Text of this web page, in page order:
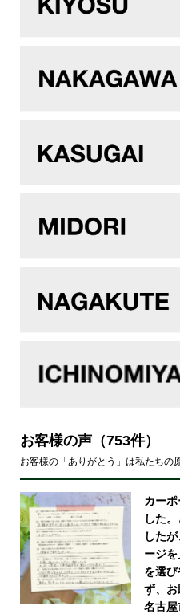
お客様の声（753件）
お客様の「ありがとう」は私たちの
カー
した
した
ージ
を選
ず、お
名古